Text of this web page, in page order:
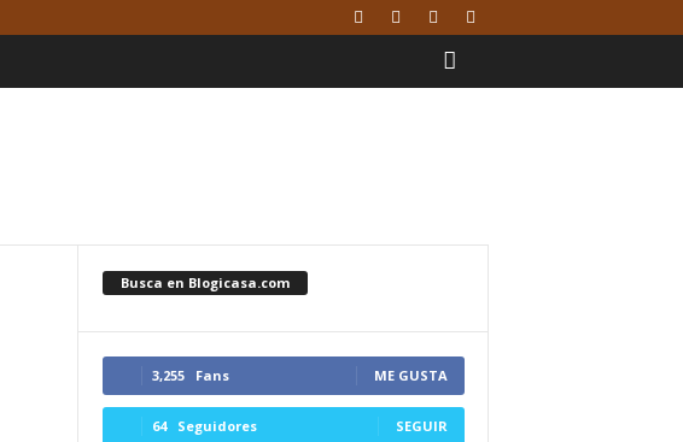
Busca en Blogicasa.com
3,255 Fans ME GUSTA
64 Seguidores SEGUIR